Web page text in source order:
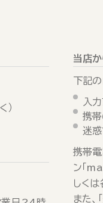
）
当店
下記
入
携帯
迷
携帯電
ン「
しく
また、